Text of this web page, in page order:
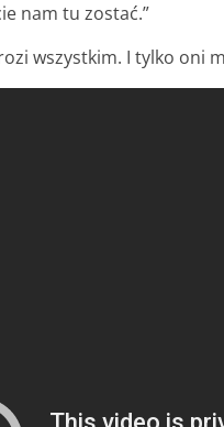
nam tu zostać.”
wszystkim. I tylko oni